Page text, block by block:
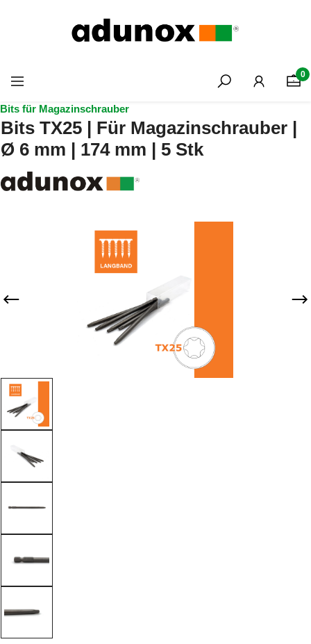
0
Bits für Magazinschrauber
Bits TX25 | Für Magazinschrauber |
Ø 6 mm | 174 mm | 5 Stk
Bildergalerie überspringen